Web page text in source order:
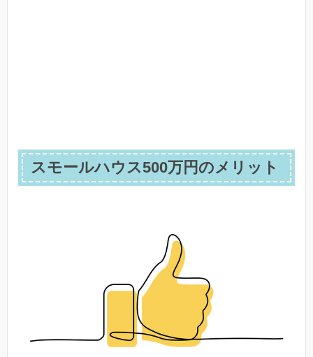
スモールハウス500万円のメリット